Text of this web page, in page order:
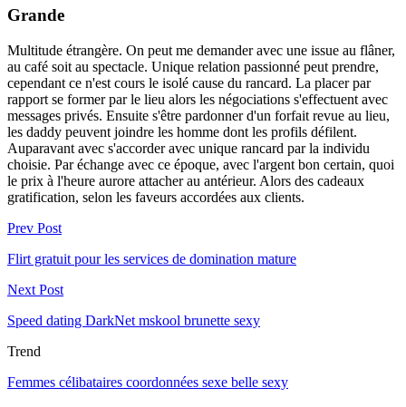
Grande
Multitude étrangère. On peut me demander avec une issue au flâner,
au café soit au spectacle. Unique relation passionné peut prendre,
cependant ce n'est cours le isolé cause du rancard. La placer par
rapport se former par le lieu alors les négociations s'effectuent avec
messages privés. Ensuite s'être pardonner d'un forfait revue au lieu,
les daddy peuvent joindre les homme dont les profils défilent.
Auparavant avec s'accorder avec unique rancard par la individu
choisie. Par échange avec ce époque, avec l'argent bon certain, quoi
le prix à l'heure aurore attacher au antérieur. Alors des cadeaux
gratification, selon les faveurs accordées aux clients.
Prev Post
Flirt gratuit pour les services de domination mature
Next Post
Speed dating DarkNet mskool brunette sexy
Trend
Femmes célibataires coordonnées sexe belle sexy